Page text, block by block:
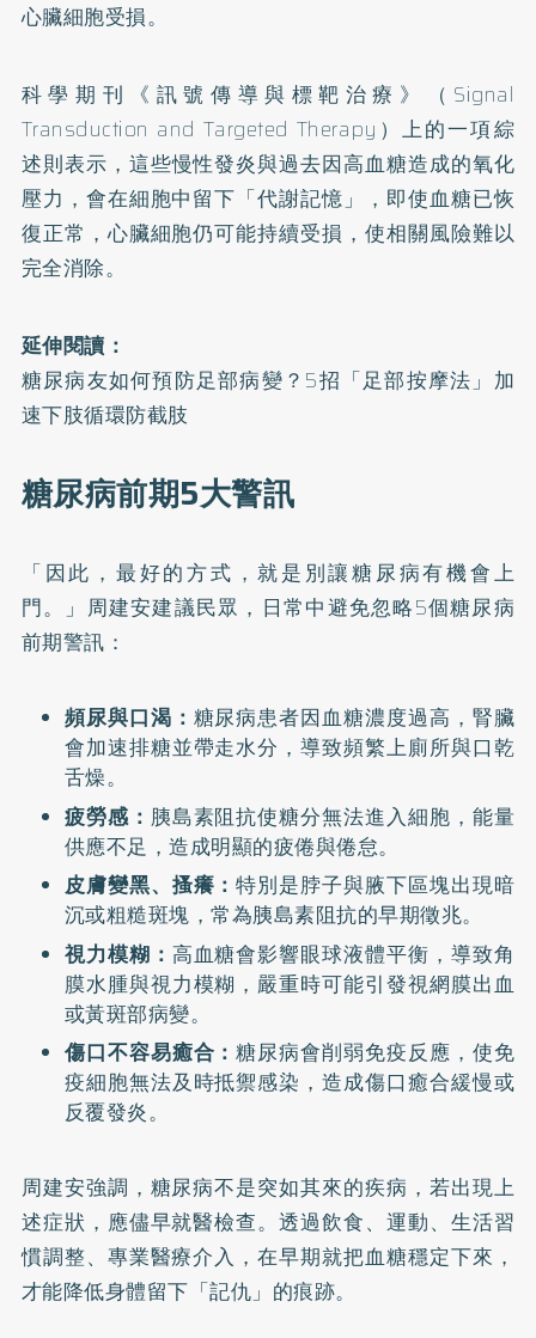
心臟細胞受損。
科學期刊《訊號傳導與標靶治療》（Signal
Transduction and Targeted Therapy）上的一項綜
述則表示，這些慢性發炎與過去因高血糖造成的氧化
壓力，會在細胞中留下「代謝記憶」，即使血糖已恢
復正常，心臟細胞仍可能持續受損，使相關風險難以
完全消除。
延伸閱讀：
糖尿病友如何預防足部病變？5招「足部按摩法」加
速下肢循環防截肢
糖尿病前期5大警訊
「因此，最好的方式，就是別讓糖尿病有機會上
門。」周建安建議民眾，日常中避免忽略5個糖尿病
前期警訊：
頻尿與口渴： 糖尿病患者因血糖濃度過高，腎臟
會加速排糖並帶走水分，導致頻繁上廁所與口乾
舌燥。
疲勞感： 胰島素阻抗使糖分無法進入細胞，能量
供應不足，造成明顯的疲倦與倦怠。
皮膚變黑、搔癢：特別是脖子與腋下區塊出現暗
沉或粗糙斑塊，常為胰島素阻抗的早期徵兆。
視力模糊： 高血糖會影響眼球液體平衡，導致角
膜水腫與視力模糊，嚴重時可能引發視網膜出血
或黃斑部病變。
傷口不容易癒合：糖尿病會削弱免疫反應，使免
疫細胞無法及時抵禦感染，造成傷口癒合緩慢或
反覆發炎。
周建安強調，糖尿病不是突如其來的疾病，若出現上
述症狀，應儘早就醫檢查。透過飲食、運動、生活習
慣調整、專業醫療介入，在早期就把血糖穩定下來，
才能降低身體留下「記仇」的痕跡。